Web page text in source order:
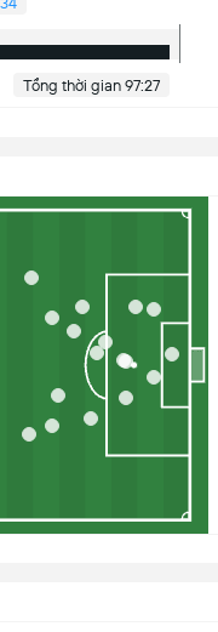
Tổng thời gian 97:27